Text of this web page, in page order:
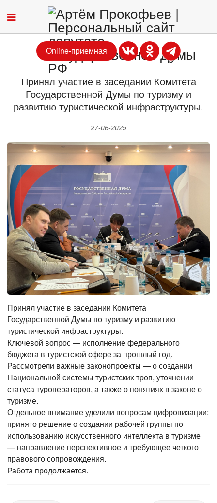
Online-приемная
Принял участие в заседании Комитета
Государственной Думы по туризму и
развитию туристической инфраструктуры.
27-06-2025
Принял участие в заседании Комитета
Государственной Думы по туризму и развитию
туристической инфраструктуры.
Ключевой вопрос — исполнение федерального
бюджета в туристской сфере за прошлый год.
Рассмотрели важные законопроекты — о создании
Национальной системы туристских троп, уточнении
статуса туроператоров, а также о понятиях в законе о
туризме.
Отдельное внимание уделили вопросам цифровизации:
принято решение о создании рабочей группы по
использованию искусственного интеллекта в туризме
— направление перспективное и требующее четкого
правового сопровождения.
Работа продолжается.